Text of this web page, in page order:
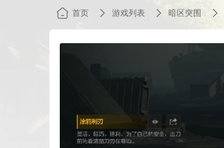
首页 游戏列表 暗区突围